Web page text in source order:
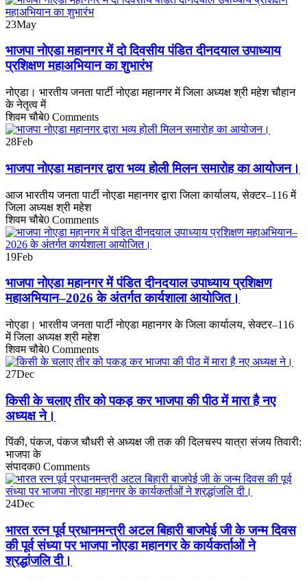
23May
भाजपा नोएडा महानगर में दो दिवसीय पंडित दीनदयाल उपाध्याय
प्रशिक्षण महाअभियान का शुभारंभ
नोएडा। भारतीय जनता पार्टी नोएडा महानगर में जिला अध्यक्ष श्री महेश चौहान
के नेतृत्व में
शिवम चौबे0 Comments
28Feb
भाजपा नोएडा महानगर द्वारा भव्य होली मिलन समारोह का आयोजन।
आज भारतीय जनता पार्टी नोएडा महानगर द्वारा जिला कार्यालय, सेक्टर–116 में
जिला अध्यक्ष श्री महेश
शिवम चौबे0 Comments
19Feb
भाजपा नोएडा महानगर में पंडित दीनदयाल उपाध्याय प्रशिक्षण
महाअभियान–2026 के अंतर्गत कार्यशाला आयोजित।
नोएडा। भारतीय जनता पार्टी नोएडा महानगर के जिला कार्यालय, सेक्टर–116
में जिला अध्यक्ष श्री महेश
शिवम चौबे0 Comments
27Dec
किसी के चलाए तीर को पकड़ कर भाजपा की पीठ में मारा है नए
अध्यक्ष ने।
पिंकी, पंकज, पंकज चौधरी से अध्यक्ष जी तक की दिलचस्प यात्रा संजय तिवारी:
भाजपा के
संपादक0 Comments
24Dec
भारत रत्न पूर्व प्रधानमन्त्री अटल बिहारी बाजपेई जी के जन्म दिवस
की पूर्व संध्या पर भाजपा नोएडा महानगर के कार्यकर्ताओं ने
श्रद्धांजलि दी।